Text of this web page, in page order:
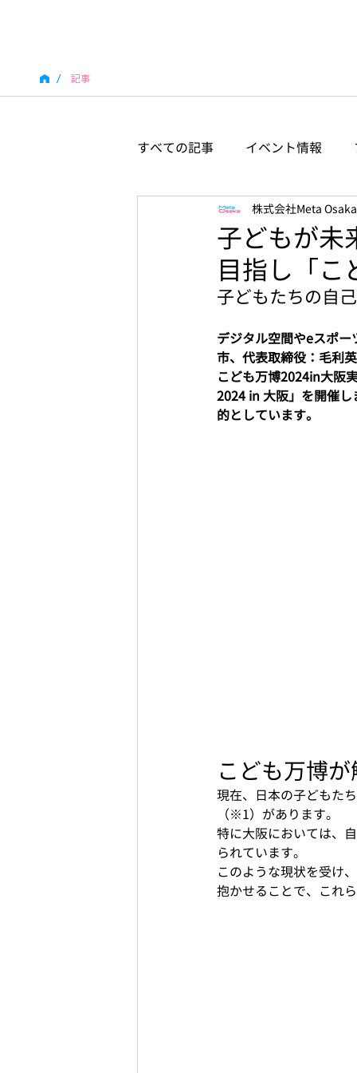
/ 記事
すべての記事 イベント情報
子どもが未
目指し「
株式会社Meta Osaka
子どもたちの自
デジタル空間やeスポ
市、代表取締役：毛利
こども万博2024in大阪
2024 in 大阪」を開催
的としています。
こども万博
現在、日本の子どもた
（※1）があります。
特に大阪においては、
られています。
このような現状を受け
抱かせることで、これ